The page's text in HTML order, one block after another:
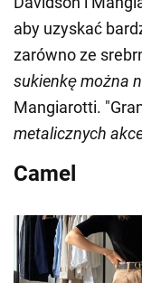
aby uzyskać
zarówno ze
sukienkę można
Mangiarotti.
metalicznych
Camel